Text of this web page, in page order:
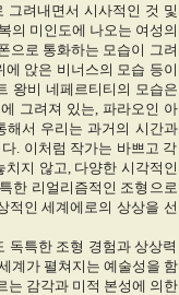
그려내면서 시사적인 것 및
의 미인도에 나오는 여성의
으로 통화하는 모습이 그려
앉은 비너스의 모습 등이
왕비 네페르티티의 모습은
그려져 있는, 파라오인 아
해서 우리는 과거의 시간과
. 이처럼 작가는 바쁘고 각
지 않고, 다양한 시각적인
한 리얼리즘적인 조형으로
적인 세계에로의 상상을 선
독특한 조형 경험과 상상력
계가 펼쳐지는 예술성을 함
는 감각과 미적 본성에 의한